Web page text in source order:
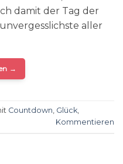
damit der Tag der
aller
→
Countdown Glück
Kommentieren